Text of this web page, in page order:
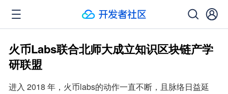
火币Labs联合北师大成立知识区块链产学
研联盟
进入 2018 年，火币labs的动作一直不断，且脉络日益延